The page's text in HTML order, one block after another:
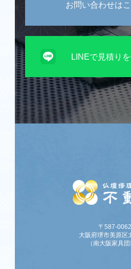
お問い合わせは
LINEで見積り
〒587-0062
大阪府堺市美原区
（南大阪家具団